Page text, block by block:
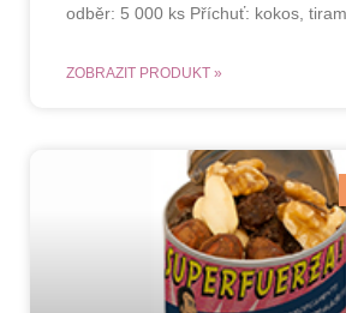
odběr: 5 000 ks Příchuť: kokos,
ZOBRAZIT PRODUKT »